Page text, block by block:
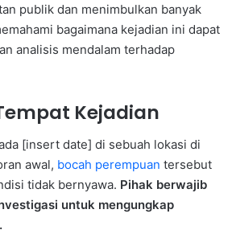
publik dan menimbulkan banyak
bagaimana kejadian ini dapat
analisis mendalam terhadap
Kejadian
[insert date] di sebuah lokasi di
awal, bocah perempuan tersebut
tidak bernyawa. Pihak berwajib
untuk mengungkap